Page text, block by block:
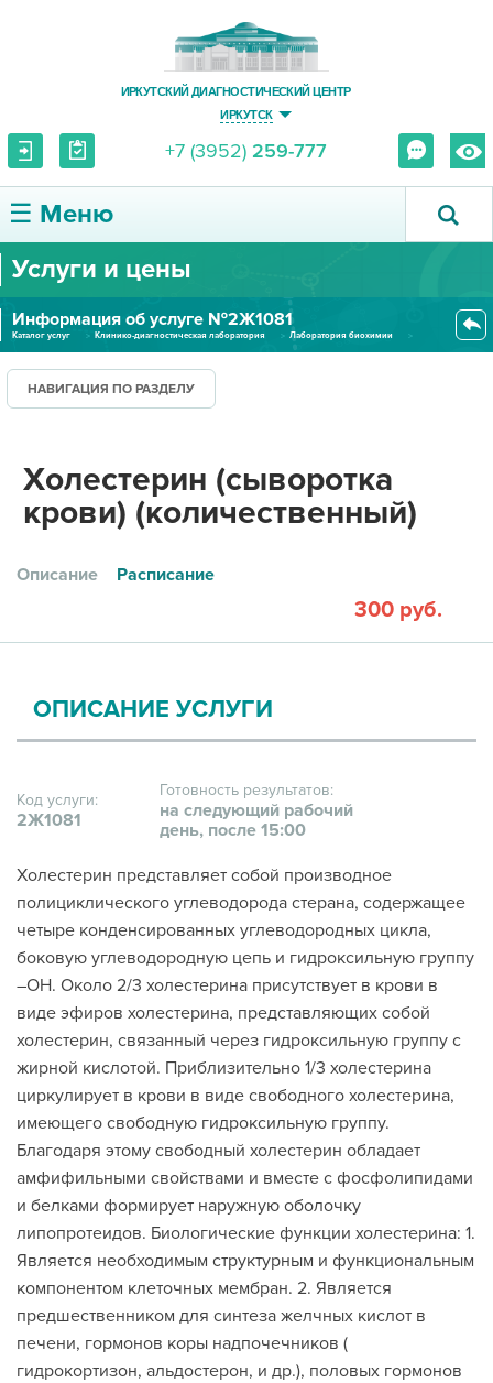
ИРКУТСКИЙ ДИАГНОСТИЧЕСКИЙ ЦЕНТР
ИРКУТСК
+7 (3952) 259-777
☰ Меню
О ЦЕНТРЕ
УСЛУГИ И ЦЕНЫ
ПАЦИЕНТУ
ПРАВОВАЯ ИНФОРМАЦИЯ
Услуги и цены
Информация об услуге №2Ж1081
Каталог услуг Клинико-диагностическая лаборатория
Лаборатория биохимии
НАВИГАЦИЯ ПО РАЗДЕЛУ
Холестерин (сыворотка
крови) (количественный)
Описание Расписание
300 руб.
ОПИСАНИЕ УСЛУГИ
Код услуги:
2Ж1081
Готовность результатов:
на следующий рабочий
день, после 15:00
Холестерин представляет собой производное
полициклического углеводорода стерана, содержащее
четыре конденсированных углеводородных цикла,
боковую углеводородную цепь и гидроксильную группу
–ОН. Около 2/3 холестерина присутствует в крови в
виде эфиров холестерина, представляющих собой
холестерин, связанный через гидроксильную группу с
жирной кислотой. Приблизительно 1/3 холестерина
циркулирует в крови в виде свободного холестерина,
имеющего свободную гидроксильную группу.
Благодаря этому свободный холестерин обладает
амфифильными свойствами и вместе с фосфолипидами
и белками формирует наружную оболочку
липопротеидов. Биологические функции холестерина: 1.
Является необходимым структурным и функциональным
компонентом клеточных мембран. 2. Является
предшественником для синтеза желчных кислот в
печени, гормонов коры надпочечников (
гидрокортизон, альдостерон, и др.), половых гормонов